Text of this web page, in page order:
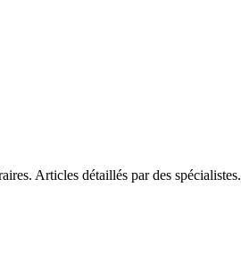
Articles détaillés par des spécialistes.